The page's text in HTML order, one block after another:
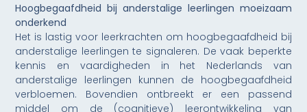
Hoogbegaafdheid bij anderstalige leerlingen moeizaam
onderkend
Het is lastig voor leerkrachten om hoogbegaafdheid bij
anderstalige leerlingen te signaleren. De vaak beperkte
kennis en vaardigheden in het Nederlands van
anderstalige leerlingen kunnen de hoogbegaafdheid
verbloemen. Bovendien ontbreekt er een passend
middel om de (cognitieve) leerontwikkeling van